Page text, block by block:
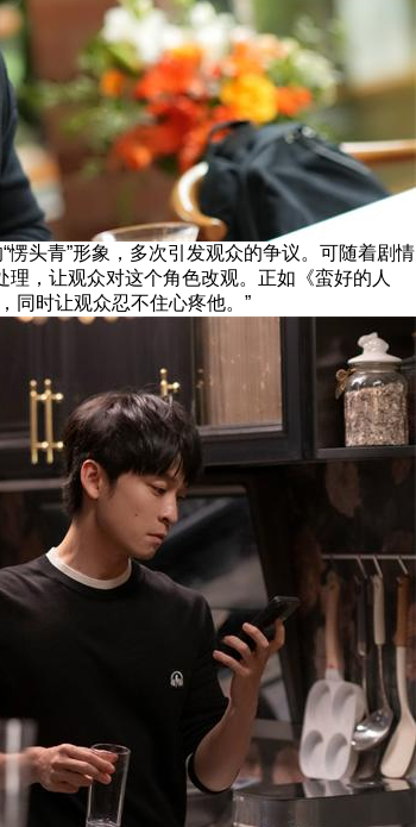
愣头青”形象，多次引发观众的争议。可随着剧情
，让观众对这个角色改观。正如《蛮好的人
同时让观众忍不住心疼他。”